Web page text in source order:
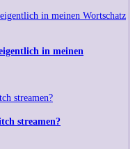
in meinen
streamen?